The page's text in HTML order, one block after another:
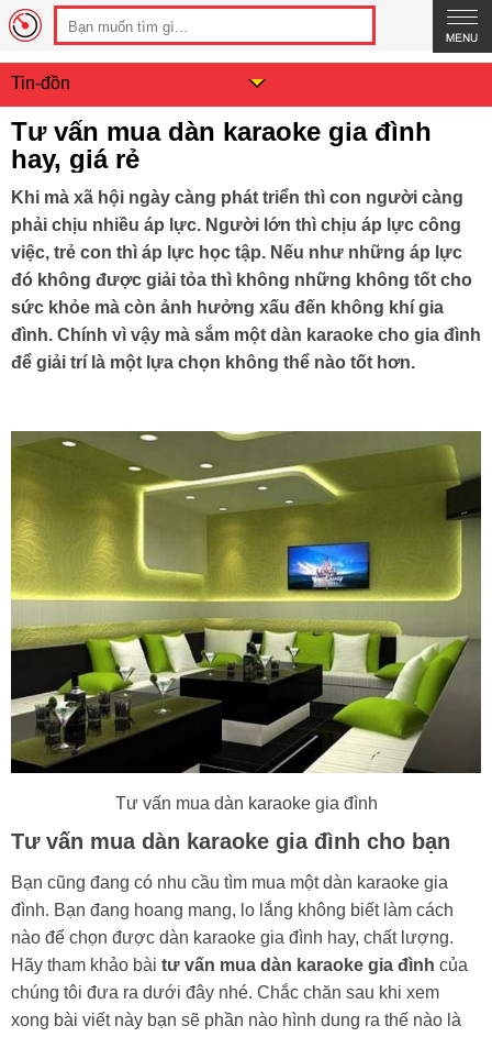
Tin-đồn
Tư vấn mua dàn karaoke gia đình
hay, giá rẻ
Khi mà xã hội ngày càng phát triển thì con người càng
phải chịu nhiều áp lực. Người lớn thì chịu áp lực công
việc, trẻ con thì áp lực học tập. Nếu như những áp lực
đó không được giải tỏa thì không những không tốt cho
sức khỏe mà còn ảnh hưởng xấu đến không khí gia
đình. Chính vì vậy mà sắm một dàn karaoke cho gia đình
để giải trí là một lựa chọn không thể nào tốt hơn.
Tư vấn mua dàn karaoke gia đình
Tư vấn mua dàn karaoke gia đình cho bạn
Bạn cũng đang có nhu cầu tìm mua một dàn karaoke gia
đình. Bạn đang hoang mang, lo lắng không biết làm cách
nào để chọn được dàn karaoke gia đình hay, chất lượng.
Hãy tham khảo bài tư vấn mua dàn karaoke gia đình của
chúng tôi đưa ra dưới đây nhé. Chắc chăn sau khi xem
xong bài viết này bạn sẽ phần nào hình dung ra thế nào là